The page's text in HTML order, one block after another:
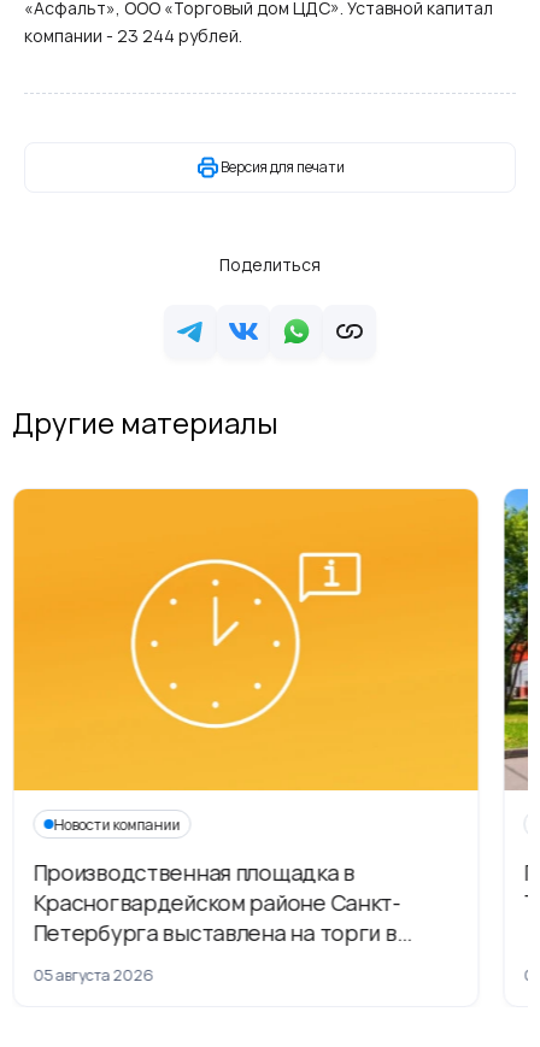
«Асфальт», ООО «Торговый дом ЦДС». Уставной капитал
компании - 23 244 рублей.
Версия для печати
Поделиться
Другие материалы
Новости компании
Производственная площадка в
Красногвардейском районе Санкт-
Петербурга выставлена на торги в
рамках приватизации
05 августа 2026